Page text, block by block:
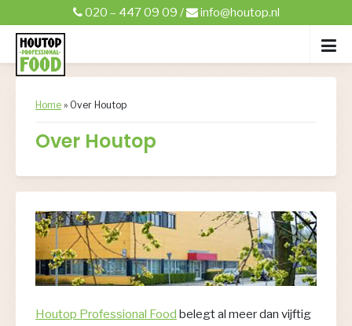
020 – 447 09 09 / info@houtop.nl
Home » Over Houtop
Over Houtop
Houtop Professional Food belegt al meer dan vijftig